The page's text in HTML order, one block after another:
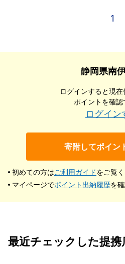
1
静岡県南
ログインすると現
ポイントを確認
ログイン
寄附してポイン
初めての方はご利用ガイドをご覧く
マイページでポイント出納履歴を
最近チェックした提携